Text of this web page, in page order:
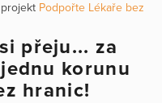
Podpořte Lékaře bez
přeju... za
korunu
hranic!